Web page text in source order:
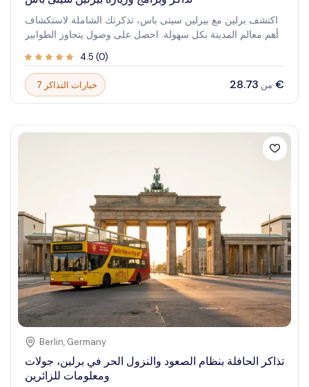
اكتشف برلين مع بيرلين سيتى باس، تذكرتك الشاملة لاستكشاف
أهم معالم المدينة بكل سهولة. احصل على وصول يتجاوز الطوابير
زيارتك أكثر سلاسة ومتعة. سواء كنت زائرًا لأول مرة أو عائدًا إلى
برلين، يوفر هذا التصريح راحة لا تقارن وتوفيرًا في التكاليف. عيش
تجربة تاريخ برلين الحي وثقافتها الحديثة مباشرة. مع سيتى باس،
ستفتح عالمًا من التجارب الغامرة، والإطلالات الخلابة، والمعرفة
برلين تكون سلسة وملهمة ومليئة بلحظات استثنائية.
4.5 (0)
7 خيارات التذاكر من ‏28.73 €
Berlin, Germany
تذاكر الحافلة بنظام الصعود والنزول الحر في برلين، جولات
ومعلومات للزائرين